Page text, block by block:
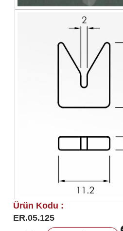
Ürün Kodu :
ER.05.125